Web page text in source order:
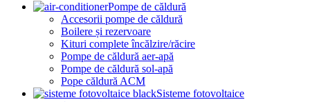
Pompe de căldură
Accesorii pompe de căldură
Boilere și rezervoare
Kituri complete încălzire/răcire
Pompe de căldură aer-apă
Pompe de căldură sol-apă
Pope căldură ACM
Sisteme fotovoltaice